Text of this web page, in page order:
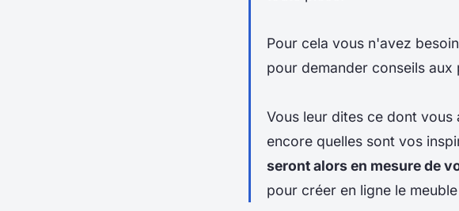
Pour cela vous n'avez
pour demander conseils
Vous leur dites ce dont vous
encore quelles sont vos
seront alors en mesure de
pour créer en ligne le